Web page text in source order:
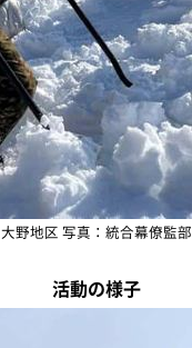
大野地区 写真：統合幕僚監部
活動の様子